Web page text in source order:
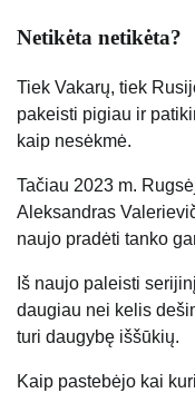
Netikėta netikėta?
Tiek Vakarų, tiek
pakeisti pigiau ir
kaip nesėkmė.
Tačiau 2023 m.
Aleksandras
naujo pradėti tanko
Iš naujo paleisti
daugiau nei kelis
turi daugybę iššūkių.
Kaip pastebėjo kai